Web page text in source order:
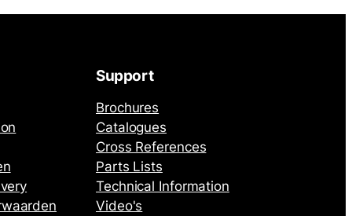
Support
Brochures
Catalogues
Cross References
Parts Lists
Technical Information
Video's